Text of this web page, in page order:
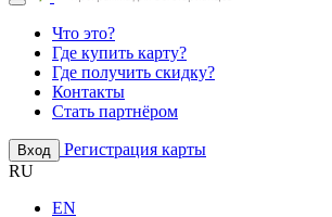
Что это?
Где купить карту?
Где получить скидку?
Контакты
Стать партнёром
Вход
Регистрация карты
RU
EN